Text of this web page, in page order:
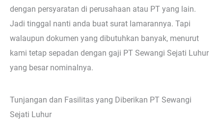
dengan persyaratan di perusahaan atau PT yang lain.
Jadi tinggal nanti anda buat surat lamarannya. Tapi
walaupun dokumen yang dibutuhkan banyak, menurut
kami tetap sepadan dengan gaji PT Sewangi Sejati Luhur
yang besar nominalnya.
Tunjangan dan Fasilitas yang Diberikan PT Sewangi
Sejati Luhur